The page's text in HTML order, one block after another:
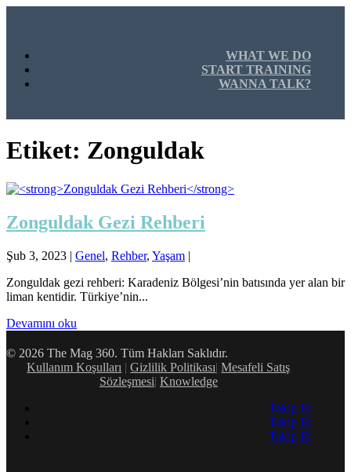
WHAT WE DO
START TRAINING
WANNA TALK?
Etiket: Zonguldak
Zonguldak Gezi Rehberi
Şub 3, 2023 | Genel, Rehber, Yaşam |
Zonguldak gezi rehberi: Karadeniz Bölgesi’nin batısında yer alan bir
liman kentidir. Türkiye’nin...
Devamını oku
© 2026 The Mag 360. Tüm Hakları Saklıdır.
Kullanım Koşulları |Gizlilik Politikası|Mesafeli Satış
Sözleşmesi| Knowledge
Takip Et
Takip Et
Takip Et